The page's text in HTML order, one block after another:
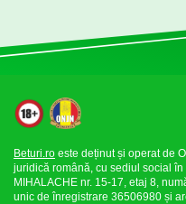
Beturi.ro este deținut și operat de
juridică română, cu sediul social
MIHALACHE nr. 15-17, etaj 8,
unic de înregistrare 36506980 și